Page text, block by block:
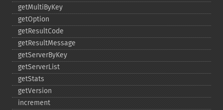
getMultiByKey
getOption
getResultCode
getResultMessage
getServerByKey
getServerList
getStats
getVersion
increment